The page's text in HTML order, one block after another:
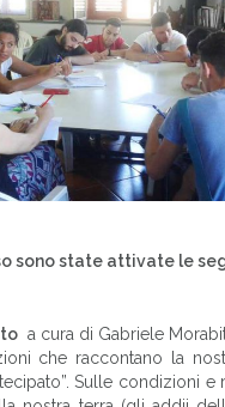
sono state attivate le
a cura di Gabriele
che raccontano la
Sulle condizioni e